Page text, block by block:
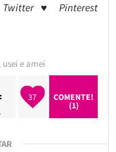
♥ Pinterest
usei e amei
37
COMENTE!
(1)